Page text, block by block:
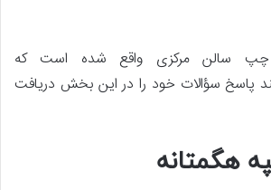
سالن مرکزی واقع شده است که
پاسخ سؤالات خود را در این بخش دریافت
هگمتانه